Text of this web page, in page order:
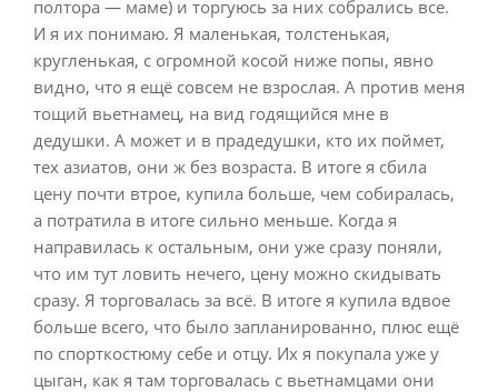
полтора — маме) и торгуюсь за них собрались все.
И я их понимаю. Я маленькая, толстенькая,
кругленькая, с огромной косой ниже попы, явно
видно, что я ещё совсем не взрослая. А против меня
тощий вьетнамец, на вид годящийся мне в
дедушки. А может и в прадедушки, кто их поймет,
тех азиатов, они ж без возраста. В итоге я сбила
цену почти втрое, купила больше, чем собиралась,
а потратила в итоге сильно меньше. Когда я
направилась к остальным, они уже сразу поняли,
что им тут ловить нечего, цену можно скидывать
сразу. Я торговалась за всё. В итоге я купила вдвое
больше всего, что было запланированно, плюс ещё
по спорткостюму себе и отцу. Их я покупала уже у
цыган, как я там торговалась с вьетнамцами они